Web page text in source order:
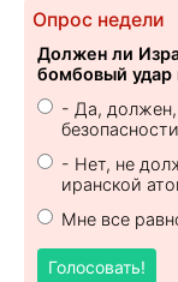
Опрос недели
Должен ли
бомбовый удар
- Да, должен,
- Нет, не
иранской
Мне все
Голосовать!